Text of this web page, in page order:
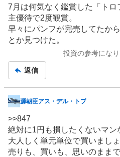
示
板
記
事
7月は何気なく鑑賞した「トロ
主優待で2度観賞。
早々にパンフが完売してたか
とか見つけた。
投資の参考にな
返信
掲
示
板
記
事
源朝臣アス・デル・トプ
>>847
絶対に1円も損したくないマン
大人しく単元単位で買いましょ
売りも、買いも、思いのまま